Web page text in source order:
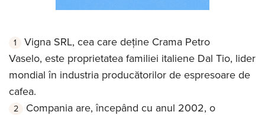
Vigna SRL, cea care deține Crama Petro
Vaselo, este proprietatea familiei italiene Dal Tio, lider
mondial în industria producătorilor de espresoare de
cafea.
Compania are, începând cu anul 2002, o